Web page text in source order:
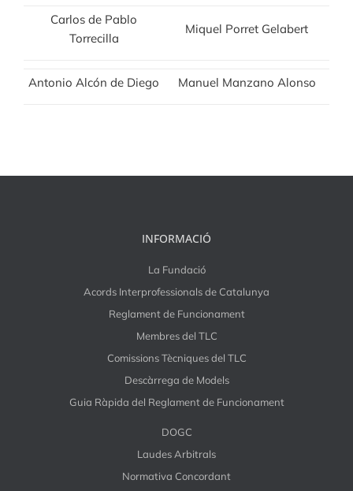
Carlos de Pablo
Torrecilla
Miquel Porret Gelabert
Antonio Alcón de Diego Manuel Manzano Alonso
INFORMACIÓ
La Fundació
Acords Interprofessionals de Catalunya
Reglament de Funcionament
Membres del TLC
Comissions Tècniques del TLC
Descàrrega de Models
Guia Ràpida del Reglament de Funcionament
DOGC
Laudes Arbitrals
Normativa Concordant